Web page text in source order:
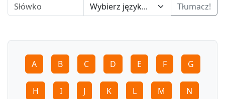
Tłumacz!
A B C D E F G
H I J K L M N